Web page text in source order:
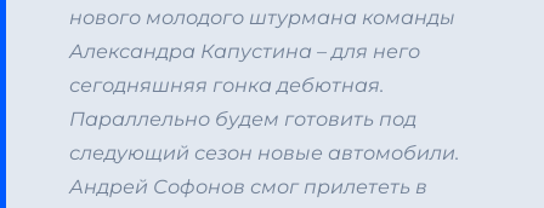
нового молодого штурмана команды
Александра Капустина – для него
сегодняшняя гонка дебютная.
Параллельно будем готовить под
следующий сезон новые автомобили.
Андрей Софонов смог прилететь в